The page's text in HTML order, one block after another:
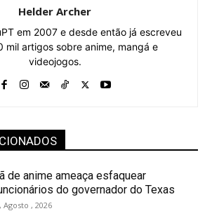
Helder Archer
em 2007 e desde então já escreveu
mil artigos sobre anime, mangá e
videojogos.
de anime ameaça esfaquear
do governador do Texas
Agosto , 2026